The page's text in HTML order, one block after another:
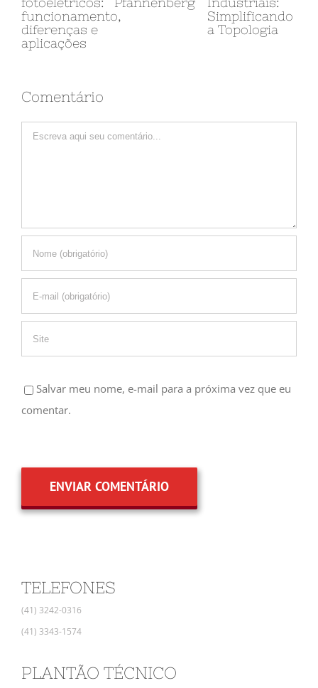
funcionamento,
diferenças e
aplicações
Simplificando
a Topologia
Comentário
Comment
Salvar meu nome, e-mail para a próxima vez que eu
comentar.
TELEFONES
(41) 3242-0316
(41) 3343-1574
PLANTÃO TÉCNICO